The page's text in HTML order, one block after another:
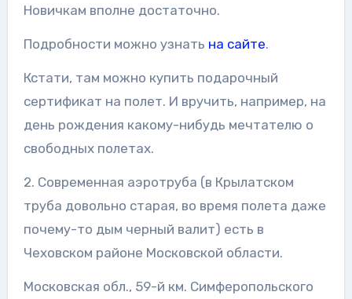
Новичкам вполне достаточно.
Подробности можно узнать на сайте.
Кстати, там можно купить подарочный
сертификат на полет. И вручить, например, на
день рождения какому-нибудь мечтателю о
свободных полетах.
2. Современная аэротруба (в Крылатском
труба довольно старая, во время полета даже
почему-то дым черный валит) есть в
Чеховском районе Московской области.
Московская обл., 59-й км. Симферопольского